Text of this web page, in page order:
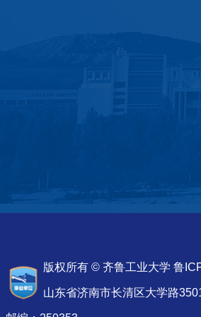
版权所有 © 齐鲁工业大学 鲁
山东省济南市长清区大学路